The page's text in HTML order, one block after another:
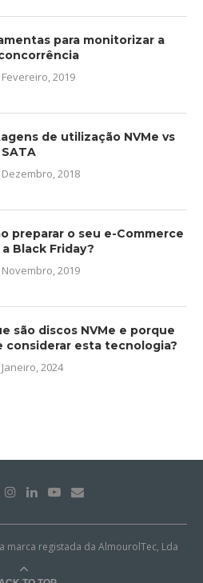
para monitorizar a
2019
de utilização NVMe vs
SATA
Dezembro, 2018
preparar o seu e-Commerce
a Black Friday?
2019
são discos NVMe e porque
considerar esta tecnologia?
2024
marca registada da AlmourolTec, Lda